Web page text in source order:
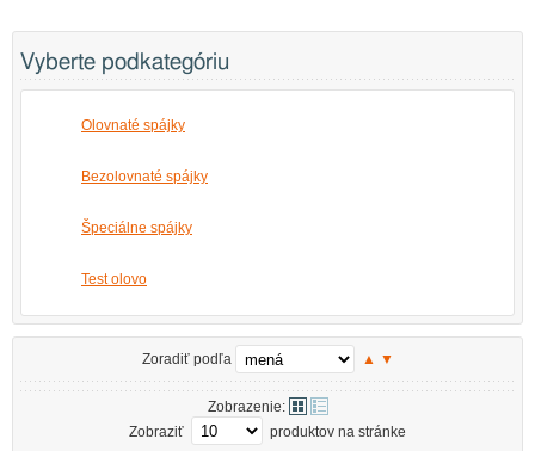
Vyberte podkategóriu
Olovnaté spájky
Bezolovnaté spájky
Špeciálne spájky
Test olovo
Zoradiť podľa ▲ ▼
Zobrazenie:
Zobraziť
produktov na stránke